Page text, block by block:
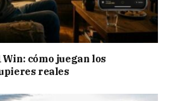
cómo juegan los
reales